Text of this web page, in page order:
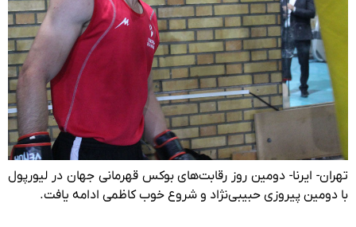
تهران- ایرنا- دومین روز رقابت‌های بوکس قهرمانی جهان در لیورپول
با دومین پیروزی حبیبی‌نژاد و شروع خوب کاظمی ادامه یافت.